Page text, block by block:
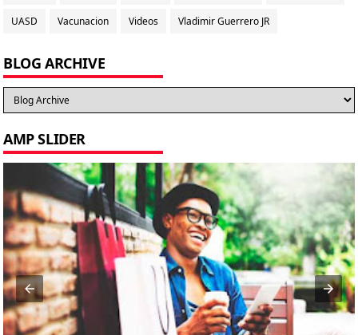
UASD Vacunacion Videos Vladimir Guerrero JR
BLOG ARCHIVE
AMP SLIDER